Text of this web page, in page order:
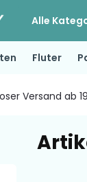
Alle
Fluter
Versand ab